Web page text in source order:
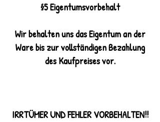
§5 Eigentumsvorbehalt
Wir behalten uns das Eigentum an der
Ware bis zur vollständigen Bezahlung
des Kaufpreises vor.
IRRTÜMER UND FEHLER VORBEHALTEN!!